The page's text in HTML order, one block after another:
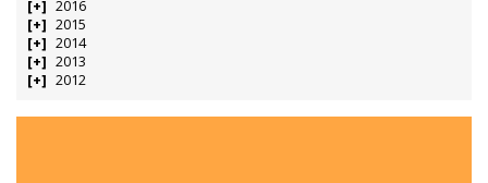
2016
2015
2014
2013
2012